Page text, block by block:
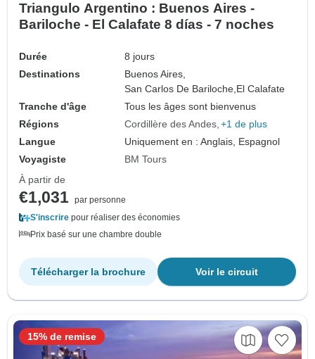
Triangulo Argentino : Buenos Aires -
Bariloche - El Calafate 8 días - 7 noches
Durée
8 jours
Destinations
Buenos Aires,
San Carlos De Bariloche, El Calafate
Tranche d'âge
Tous les âges sont bienvenus
Régions
Cordillère des Andes +1 de plus
Langue
Uniquement en : Anglais, Espagnol
Voyagiste
BM Tours
À partir de
€1,031 par personne
S'inscrire pour réaliser des économies
Prix basé sur une chambre double
Voir le circuit
Télécharger la brochure
15% de remise